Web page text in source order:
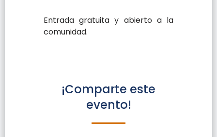
Entrada gratuita y abierto a la
comunidad.
¡Comparte este
evento!